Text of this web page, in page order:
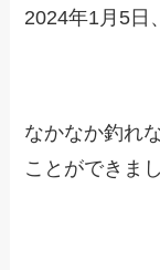
2024年1月5日
なかなか釣れ
ことができまし